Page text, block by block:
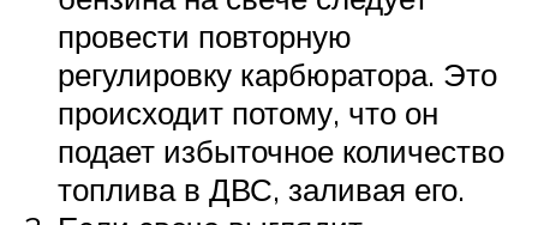
провести повторную
регулировку карбюратора. Это
происходит потому, что он
подает избыточное количество
топлива в ДВС, заливая его.